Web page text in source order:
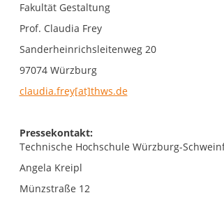
Fakultät Gestaltung
Prof. Claudia Frey
Sanderheinrichsleitenweg 20
97074 Würzburg
claudia.frey[at]thws.de
Pressekontakt:
Technische Hochschule Würzburg-
Angela Kreipl
Münzstraße 12